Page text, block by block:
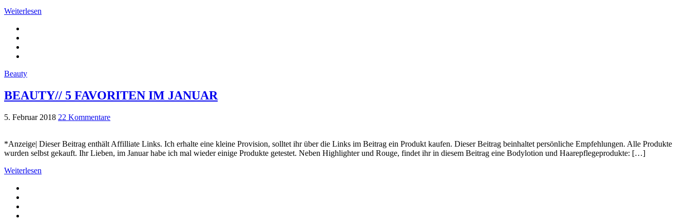
Weiterlesen
Beauty
BEAUTY// 5 FAVORITEN IM JANUAR
5. Februar 2018 22 Kommentare
*Anzeige| Dieser Beitrag enthält Affilliate Links. Ich erhalte eine kleine Provision, solltet ihr über die Links im Beitrag ein Produkt kaufen. Dieser Beitrag beinhaltet persönliche Empfehlungen. Alle Produkte
wurden selbst gekauft. Ihr Lieben, im Januar habe ich mal wieder einige Produkte getestet. Neben Highlighter und Rouge, findet ihr in diesem Beitrag eine Bodylotion und Haarepflegeprodukte: […]
Weiterlesen